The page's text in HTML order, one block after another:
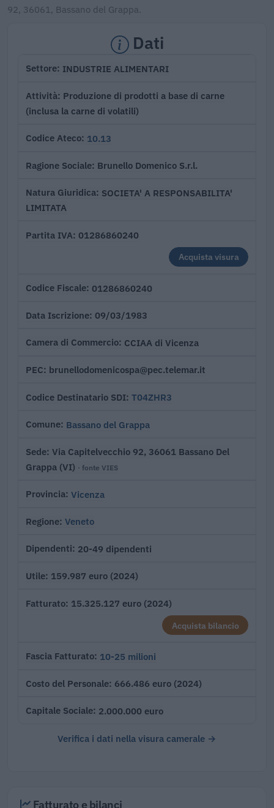
92, 36061, Bassano del Grappa.
Dati
Settore INDUSTRIE ALIMENTARI
Attività Produzione di prodotti a base di carne
(inclusa la carne di volatili)
Codice Ateco 10.13
Ragione Sociale Brunello Domenico S.r.l.
Natura Giuridica SOCIETA' A RESPONSABILITA'
LIMITATA
Partita IVA 01286860240
Acquista visura
Codice Fiscale 01286860240
Data Iscrizione 09/03/1983
Camera di Commercio CCIAA di Vicenza
PEC brunellodomenicospa@pec.telemar.it
Codice Destinatario SDI T04ZHR3
Comune Bassano del Grappa
Sede Via Capitelvecchio 92, 36061 Bassano Del
Grappa (VI) · fonte VIES
Provincia Vicenza
Regione Veneto
Dipendenti 20-49 dipendenti
Utile 159.987 euro (2024)
Fatturato 15.325.127 euro (2024)
Acquista bilancio
Fascia Fatturato 10-25 milioni
Costo del Personale 666.486 euro (2024)
Capitale Sociale 2.000.000 euro
Verifica i dati nella visura camerale →
Fatturato e bilanci